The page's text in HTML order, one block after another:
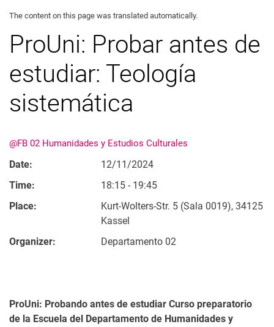
The content on this page was translated automatically.
ProUni: Probar antes de
estudiar: Teología
sistemática
@FB 02 Humanidades y Estudios Culturales
Date:
12/11/2024
Time:
18:15 - 19:45
Place:
Kurt-Wolters-Str. 5 (Sala 0019), 34125
Kassel
Organizer:
Departamento 02
ProUni: Probando antes de estudiar Curso preparatorio
de la Escuela del Departamento de Humanidades y